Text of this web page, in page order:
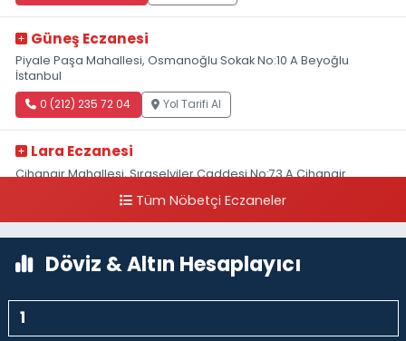
Güneş Eczanesi
Piyale Paşa Mahallesi, Osmanoğlu Sokak No:10 A Beyoğlu
İstanbul
0 (212) 235 72 04 Yol Tarifi Al
Lara Eczanesi
Cihangir Mahallesi, Sıraselviler Caddesi No:73 A Cihangir
Tüm Nöbetçi Eczaneler
Döviz & Altın Hesaplayıcı